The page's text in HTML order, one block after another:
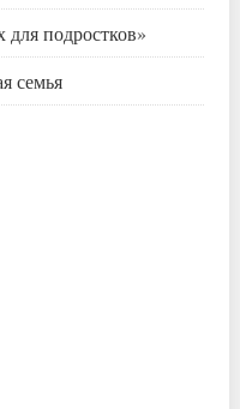
для подростков»
семья